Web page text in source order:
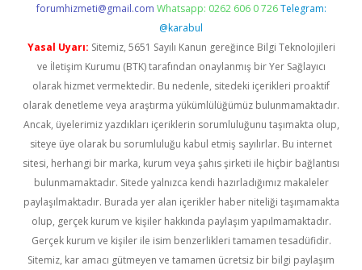
forumhizmeti@gmail.com Whatsapp: 0262 606 0 726 Telegram:
@karabul
Yasal Uyarı: Sitemiz, 5651 Sayılı Kanun gereğince Bilgi Teknolojileri
ve İletişim Kurumu (BTK) tarafından onaylanmış bir Yer Sağlayıcı
olarak hizmet vermektedir. Bu nedenle, sitedeki içerikleri proaktif
olarak denetleme veya araştırma yükümlülüğümüz bulunmamaktadır.
Ancak, üyelerimiz yazdıkları içeriklerin sorumluluğunu taşımakta olup,
siteye üye olarak bu sorumluluğu kabul etmiş sayılırlar. Bu internet
sitesi, herhangi bir marka, kurum veya şahıs şirketi ile hiçbir bağlantısı
bulunmamaktadır. Sitede yalnızca kendi hazırladığımız makaleler
paylaşılmaktadır. Burada yer alan içerikler haber niteliği taşımamakta
olup, gerçek kurum ve kişiler hakkında paylaşım yapılmamaktadır.
Gerçek kurum ve kişiler ile isim benzerlikleri tamamen tesadüfidir.
Sitemiz, kar amacı gütmeyen ve tamamen ücretsiz bir bilgi paylaşım